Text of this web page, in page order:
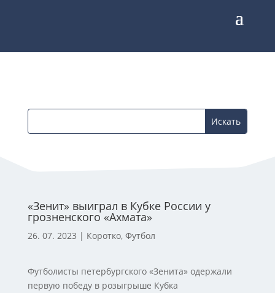
«Зенит» выиграл в Кубке России у
грозненского «Ахмата»
26. 07. 2023 | Коротко, Футбол
Футболисты петербургского «Зенита» одержали
первую победу в розыгрыше Кубка